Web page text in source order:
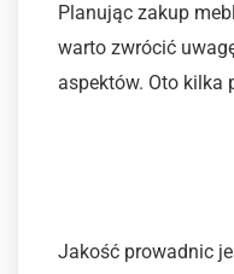
Planując zakup
warto zwrócić
aspektów. Oto kilka
Jakość prowadnic